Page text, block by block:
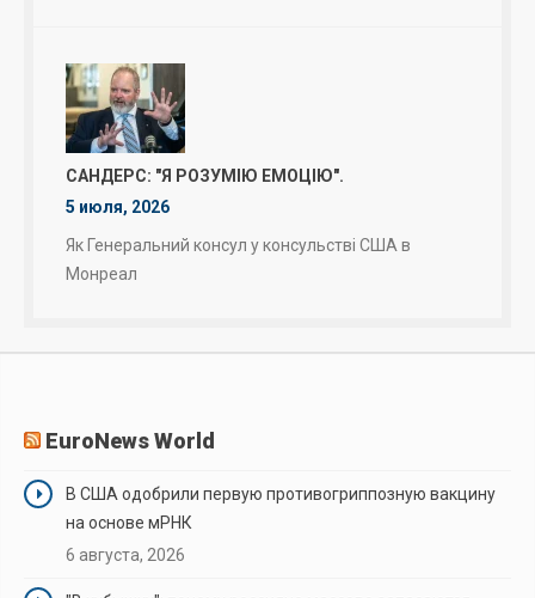
САНДЕРС: "Я РОЗУМІЮ ЕМОЦІЮ".
5 июля, 2026
Як Генеральний консул у консульстві США в
Монреал
EuroNews World
В США одобрили первую противогриппозную вакцину
на основе мРНК
6 августа, 2026